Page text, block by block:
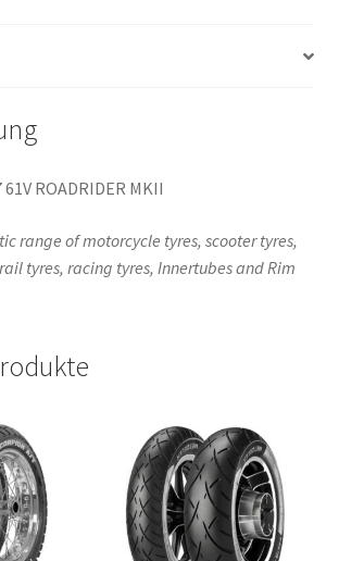
ROADRIDER MKII
range of motorcycle tyres, scooter tyres,
tyres, racing tyres, Innertubes and Rim